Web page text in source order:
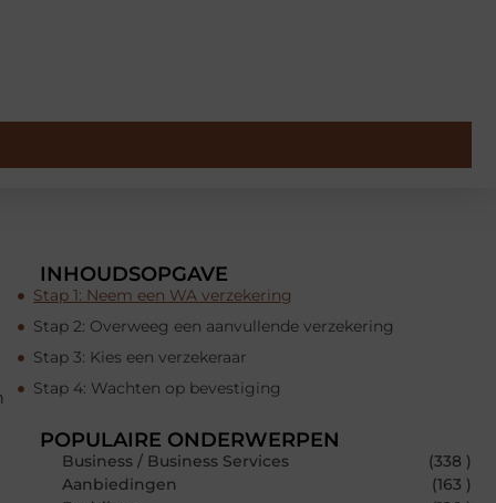
INHOUDSOPGAVE
Stap 1: Neem een WA verzekering
Stap 2: Overweeg een aanvullende verzekering
Stap 3: Kies een verzekeraar
Stap 4: Wachten op bevestiging
POPULAIRE ONDERWERPEN
Business / Business Services
(338 )
Aanbiedingen
(163 )